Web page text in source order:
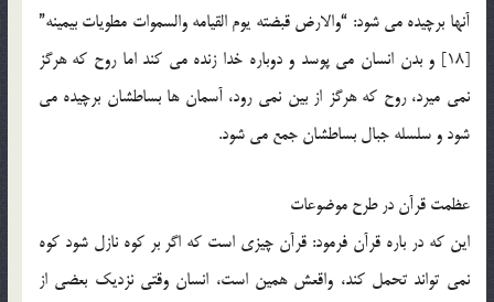
آن‏ها برچیده می شود: “والارض قبضته یوم القیامه والسموات مطویات بیمینه”
[18] و بدن انسان می پوسد و دوباره خدا زنده می کند اما روح که هرگز
نمی میرد، روح که هرگز از بین نمی رود، آسمان ها بساطشان برچیده می
شود و سلسله جبال بساطشان جمع می شود.
عظمت قرآن در طرح موضوعات
این که در باره قرآن فرمود: قرآن چیزی است که اگر بر کوه نازل شود کوه
نمی تواند تحمل کند، واقعش همین است، انسان وقتی نزدیک بعضی از